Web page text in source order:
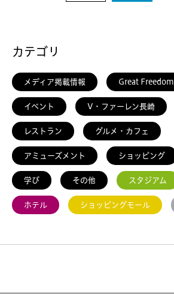
カテゴリ
メディア掲載情報 Great Freedom
イベント V・ファーレン長崎
レストラン グルメ・カフェ
アミューズメント ショッピング
学び その他 スタジアム
ホテル ショッピングモール